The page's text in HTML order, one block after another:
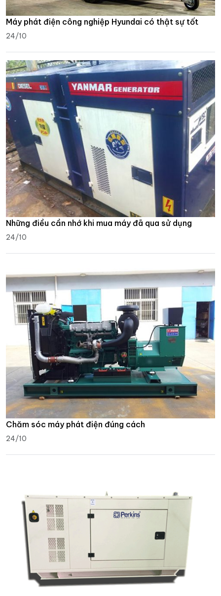
Máy phát điện công nghiệp Hyundai có thật sự tốt
24/10
Những điều cần nhớ khi mua máy đã qua sử dụng
24/10
Chăm sóc máy phát điện đúng cách
24/10